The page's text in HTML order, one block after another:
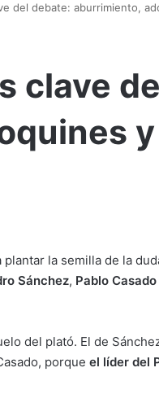
del debate: aburrimiento,
clave
y
la semilla de la
Sánchez, Pablo Casado
del plató. El de
porque el líder del